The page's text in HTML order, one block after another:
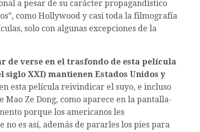
a pesar de su carácter propagandístico
como Hollywood y casi toda la filmografía
solo con algunas excepciones de la
de verse en el trasfondo de esta película
XXI) mantienen Estados Unidos y
esta película reivindicar el suyo, e incluso
Ze Dong, como aparece en la pantalla-
porque los americanos les
es así, además de pararles los pies para